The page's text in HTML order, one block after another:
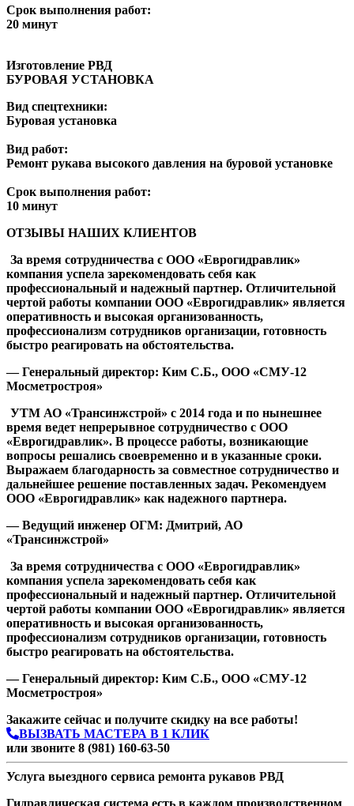
Срок выполнения работ:
20 минут
Изготовление РВД
БУРОВАЯ УСТАНОВКА
Вид спецтехники:
Буровая установка
Вид работ:
Ремонт рукава высокого давления на буровой установке
Срок выполнения работ:
10 минут
Previous
Next
ОТЗЫВЫ НАШИХ КЛИЕНТОВ
За время сотрудничества с ООО «Еврогидравлик»
компания успела зарекомендовать себя как
профессиональный и надежный партнер. Отличительной
чертой работы компании ООО «Еврогидравлик» является
оперативность и высокая организованность,
профессионализм сотрудников организации, готовность
быстро реагировать на обстоятельства.
— Генеральный директор: Ким С.Б., ООО «СМУ-12
Мосметростроя»
УТМ АО «Трансинжстрой» с 2014 года и по нынешнее
время ведет непрерывное сотрудничество с ООО
«Еврогидравлик». В процессе работы, возникающие
вопросы решались своевременно и в указанные сроки.
Выражаем благодарность за совместное сотрудничество и
дальнейшее решение поставленных задач. Рекомендуем
ООО «Еврогидравлик» как надежного партнера.
— Ведущий инженер ОГМ: Дмитрий, АО
«Трансинжстрой»
За время сотрудничества с ООО «Еврогидравлик»
компания успела зарекомендовать себя как
профессиональный и надежный партнер. Отличительной
чертой работы компании ООО «Еврогидравлик» является
оперативность и высокая организованность,
профессионализм сотрудников организации, готовность
быстро реагировать на обстоятельства.
— Генеральный директор: Ким С.Б., ООО «СМУ-12
Мосметростроя»
Previous
Next
Закажите сейчас и получите скидку на все работы!
ВЫЗВАТЬ МАСТЕРА В 1 КЛИК
или звоните 8 (981) 160-63-50
Услуга выездного сервиса ремонта рукавов РВД